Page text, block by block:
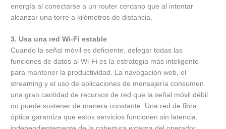
energía al conectarse a un router cercano que al intentar
alcanzar una torre a kilómetros de distancia.
3. Usa una red Wi-Fi estable
Cuando la señal móvil es deficiente, delegar todas las
funciones de datos al Wi-Fi es la estrategia más inteligente
para mantener la productividad. La navegación web, el
streaming y el uso de aplicaciones de mensajería consumen
una gran cantidad de recursos de red que la señal móvil débil
no puede sostener de manera constante. Una red de fibra
óptica garantiza que estos servicios funcionen sin latencia,